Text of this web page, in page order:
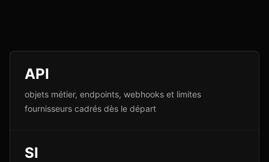
API
objets métier, endpoints, webhooks et limites
fournisseurs cadrés dès le départ
SI